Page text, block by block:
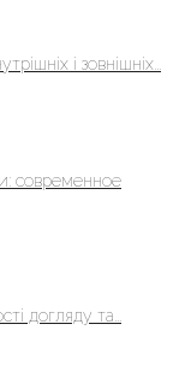
і зовнішніх...
современное
догляду та...